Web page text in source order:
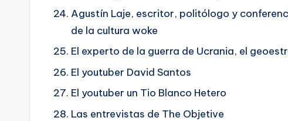
Agustín Laje, escritor, politólogo y
de la cultura woke
El experto de la guerra de Ucrania, el
El youtuber David Santos
El youtuber un Tio Blanco Hetero
Las entrevistas de The Objetive